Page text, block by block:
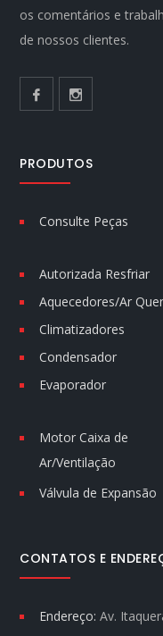
os comentários e
de nossos clientes.
PRODUTOS
Consulte Peças
Autorizada Resfriar
Aquecedores/Ar
Climatizadores
Condensador
Evaporador
Motor Caixa de
Ar/Ventilação
Válvula de Expansão
CONTATOS E
Endereço: Av.